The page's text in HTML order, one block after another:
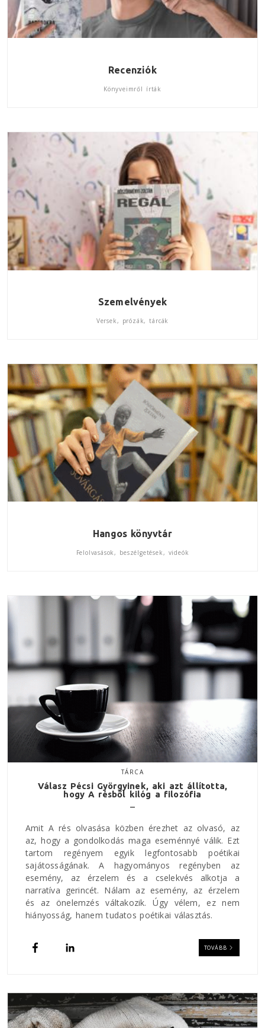
Recenziók
Könyveimről írták
Szemelvények
Versek, prózák, tárcák
Hangos könyvtár
Felolvasások, beszélgetések, videók
TÁRCA
Válasz Pécsi Györgyinek, aki azt állította,
hogy A résből kilóg a filozófia
Amit A rés olvasása közben érezhet az olvasó, az
az, hogy a gondolkodás maga eseménnyé válik. Ezt
tartom regényem egyik legfontosabb poétikai
sajátosságának. A hagyományos regényben az
esemény, az érzelem és a cselekvés alkotja a
narratíva gerincét. Nálam az esemény, az érzelem
és az önelemzés váltakozik. Úgy vélem, ez nem
hiányosság, hanem tudatos poétikai választás.
TOVÁBB